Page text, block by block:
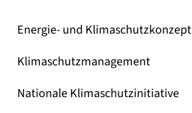
Energie- und Klimaschutzkonzept
Klimaschutzmanagement
Nationale Klimaschutzinitiative